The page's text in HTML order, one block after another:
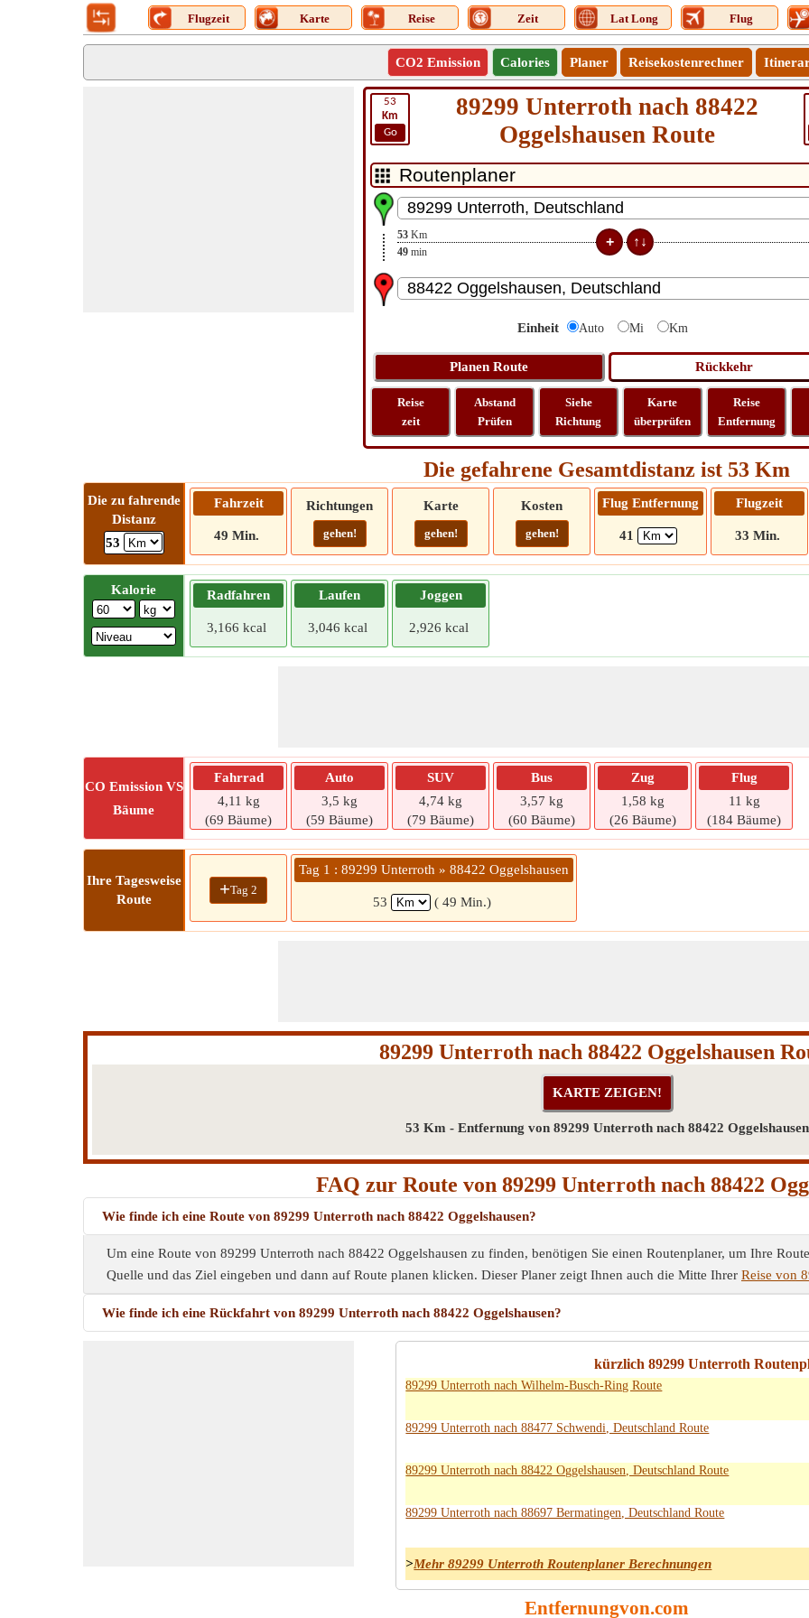
Flugzeit Karte Reise Zeit Lat Long Flug
CO2 Emission Calories Planer Reisekostenrechner
53
Km
Go
89299 Unterroth nach 88422
Oggelshausen Route
53 Km
49 min
Einheit Auto Mi Km
Reise
zeit
Abstand
Prüfen
Siehe
Richtung
Karte
überprüfen
Reise
Entfernung
Die gefahrene Gesamtdistanz ist 53 Km
Die zu fahrende
Distanz
53
Fahrzeit
49 Min.
Richtungen
gehen!
Karte
gehen!
Kosten
gehen!
Flug Entfernung
41
Flugzeit
33 Min.
Kalorie Radfahren
3,166 kcal
Laufen
3,046 kcal
Joggen
2,926 kcal
CO Emission VS
Bäume
Fahrrad
4,11 kg
(69 Bäume)
Auto
3,5 kg
(59 Bäume)
SUV
4,74 kg
(79 Bäume)
Bus
3,57 kg
(60 Bäume)
Zug
1,58 kg
(26 Bäume)
Flug
11 kg
(184 Bäume)
Ihre Tagesweise
Route
+Tag 2
Tag 1 : 89299 Unterroth » 88422 Oggelshausen
53 ( 49 Min.)
89299 Unterroth nach 88422 Oggelshausen
53 Km - Entfernung von 89299 Unterroth nach 88422 Oggelshausen
FAQ zur Route von 89299 Unterroth nach 88422
Wie finde ich eine Route von 89299 Unterroth nach 88422 Oggelshausen?
Um eine Route von 89299 Unterroth nach 88422 Oggelshausen zu finden, benötigen Sie einen Routenplaner, um Ihre
Quelle und das Ziel eingeben und dann auf Route planen klicken. Dieser Planer zeigt Ihnen auch die Mitte Ihrer Reise von
Wie finde ich eine Rückfahrt von 89299 Unterroth nach 88422 Oggelshausen?
kürzlich 89299 Unterroth
89299 Unterroth nach Wilhelm-Busch-Ring Route
89299 Unterroth nach 88477 Schwendi, Deutschland Route
89299 Unterroth nach 88422 Oggelshausen, Deutschland Route
89299 Unterroth nach 88697 Bermatingen, Deutschland Route
>Mehr 89299 Unterroth Routenplaner Berechnungen
Entfernungvon.com